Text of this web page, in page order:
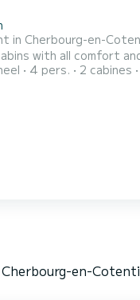
in Cherbourg-en-
on the water in the
4 pers. 2 cabines
en-